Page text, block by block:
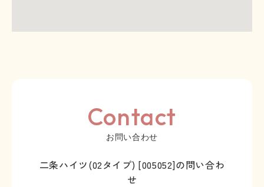
Contact
お問い合わせ
二条ハイツ(02タイプ) [005052]の問い合わ
せ